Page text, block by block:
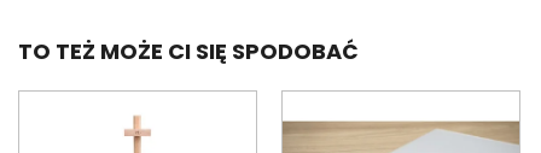
TO TEŻ MOŻE CI SIĘ SPODOBAĆ